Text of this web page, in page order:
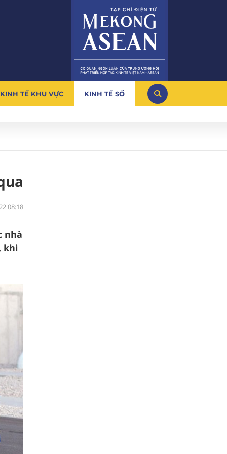
KINH TẾ KHU VỰC KINH TẾ SỐ
08:18
nhà
khi